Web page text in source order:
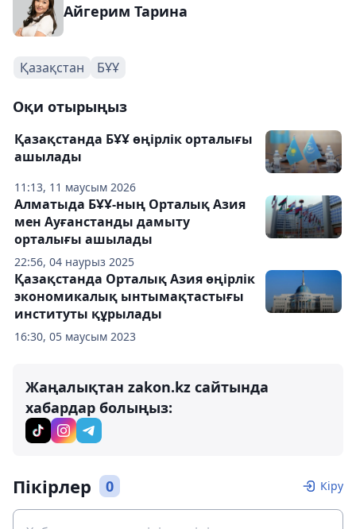
Айгерим Тарина
Қазақстан БҰҰ
Оқи отырыңыз
11:13, 11 маусым 2026
Қазақстанда БҰҰ өңірлік орталығы
ашылады
22:56, 04 наурыз 2025
Алматыда БҰҰ-ның Орталық Азия
мен Ауғанстанды дамыту
орталығы ашылады
16:30, 05 маусым 2023
Қазақстанда Орталық Азия өңірлік
экономикалық ынтымақтастығы
институты құрылады
Жаңалықтан zakon.kz сайтында
хабардар болыңыз:
Пікірлер 0 Кіру